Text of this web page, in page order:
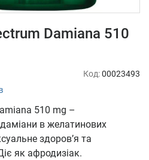
Damiana 510
Код:00023493
510 mg –
в желатинових
здоров’я та
як афродизіак.